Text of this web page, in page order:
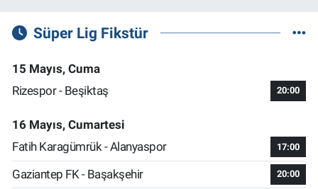
Süper Lig Fikstür
15 Mayıs, Cuma
Rizespor - Beşiktaş
20:00
16 Mayıs, Cumartesi
Fatih Karagümrük - Alanyaspor
17:00
Gaziantep FK - Başakşehir 20:00